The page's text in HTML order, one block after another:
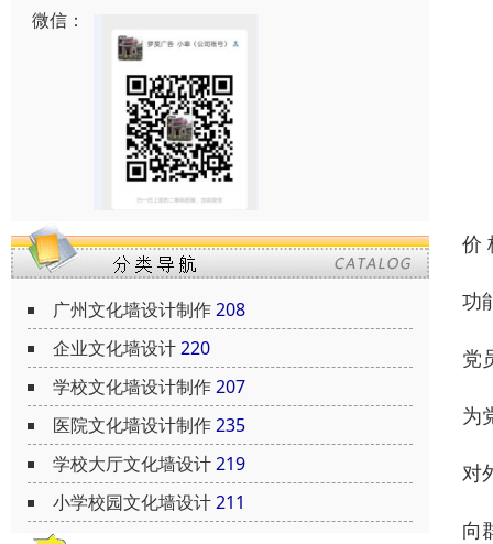
微信：
广州文化墙设计制作208
企业文化墙设计220
学校文化墙设计制作207
医院文化墙设计制作235
学校大厅文化墙设计219
小学校园文化墙设计211
价
功
党
为
对
向